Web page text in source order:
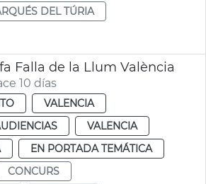
DEL TÚRIA
Falla de la Llum València
10 días
VALENCIA
VALENCIA
EN PORTADA TEMÁTICA
CONCURS